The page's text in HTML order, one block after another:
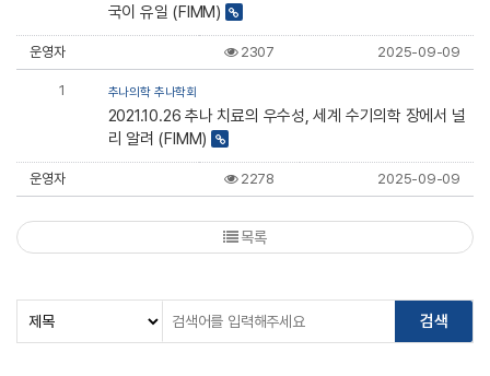
국이 유일 (FIMM)
운영자 2307 2025-09-09
1 추나의학 추나학회
2021.10.26 추나 치료의 우수성, 세계 수기의학 장에서 널
리 알려 (FIMM)
운영자 2278 2025-09-09
목록